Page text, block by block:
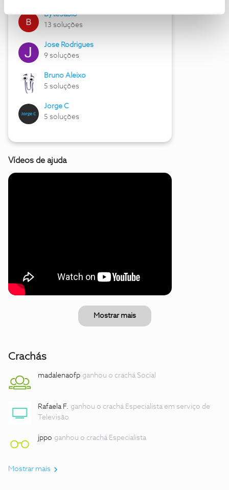
ByteSábio
13 soluções
Jose Rodrigues
9 soluções
Bruno Aleixo
5 soluções
Jorge C
5 soluções
Vídeos de ajuda
Mostrar mais
Crachás
madalenaofp ganhou o crachá Social
Rafaela F. ganhou o crachá Especialista em serviço de
Televisão
jppo ganhou o crachá Especialista
Mostrar mais